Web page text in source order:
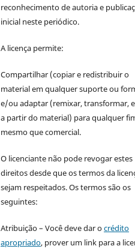
reconhecimento de autoria e
inicial neste periódico.
A licença permite:
Compartilhar (copiar e redistribuir o
material em qualquer suporte ou
e/ou adaptar (remixar, transformar,
a partir do material) para qualquer
mesmo que comercial.
O licenciante não pode revogar estes
direitos desde que os termos da
sejam respeitados. Os termos são os
seguintes:
Atribuição – Você deve dar ocrédito
apropriado, prover um link para a